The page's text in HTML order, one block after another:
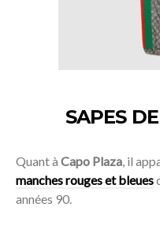
SAPES
Quant à Capo Plaza , il
manches rouges et bleues
années 90.